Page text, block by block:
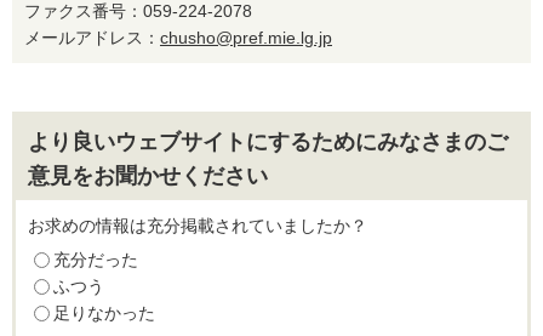
ファクス番号：059-224-2078
メールアドレス： chusho@pref.mie.lg.jp
より良いウェブサイトにするためにみなさまのご
意見をお聞かせください
お求めの情報は充分掲載されていましたか？
充分だった
ふつう
足りなかった